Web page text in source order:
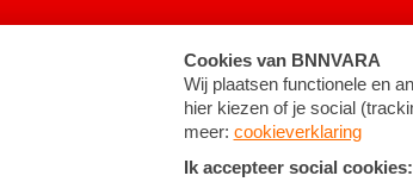
Cookie-instellingen Algemene